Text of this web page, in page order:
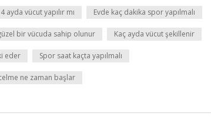
4 ayda vücut yapılır mı Evde kaç dakika spor yapılmalı
bir vücuda sahip olunur Kaç ayda vücut şekillenir
eder Spor saat kaçta yapılmalı
ne zaman başlar